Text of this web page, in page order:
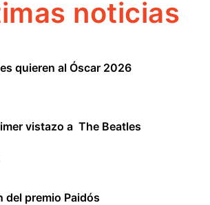
noticias
quieren al Óscar 2026
vistazo a The Beatles
del premio Paidós